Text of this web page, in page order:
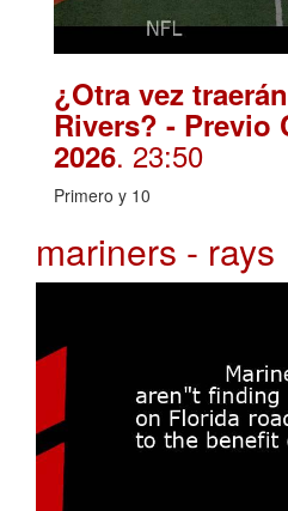
¿Otra vez
Rivers? - Previo
2026. 23:50
Primero y 10
mariners - rays